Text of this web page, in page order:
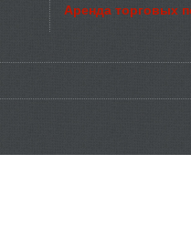
Аренда торговых